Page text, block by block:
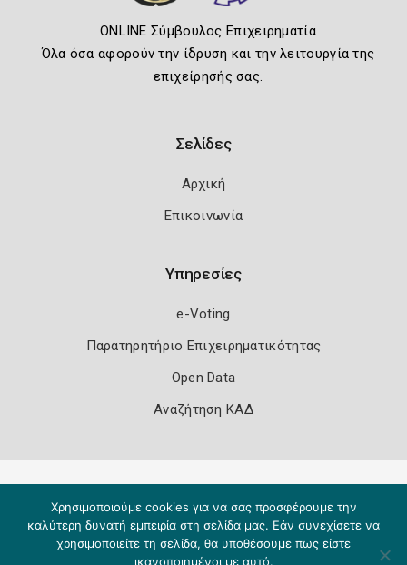
ONLINE Σύμβουλος Επιχειρηματία
Όλα όσα αφορούν την ίδρυση και την λειτουργία της
επιχείρησής σας.
Σελίδες
Αρχική
Επικοινωνία
Υπηρεσίες
e-Voting
Παρατηρητήριο Επιχειρηματικότητας
Open Data
Αναζήτηση ΚΑΔ
Χρησιμοποιούμε cookies για να σας προσφέρουμε την
καλύτερη δυνατή εμπειρία στη σελίδα μας. Εάν συνεχίσετε να
χρησιμοποιείτε τη σελίδα, θα υποθέσουμε πως είστε
ικανοποιημένοι με αυτό.
Copyright 2026 Knowledge A.E.